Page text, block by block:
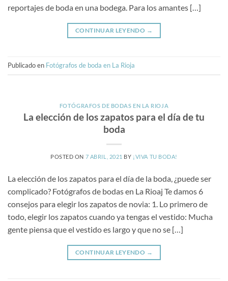
reportajes de boda en una bodega. Para los amantes […]
CONTINUAR LEYENDO →
Publicado en Fotógrafos de boda en La Rioja
FOTÓGRAFOS DE BODAS EN LA RIOJA
La elección de los zapatos para el día de tu
boda
POSTED ON 7 ABRIL, 2021 BY ¡VIVA TU BODA!
La elección de los zapatos para el día de la boda, ¿puede ser
complicado? Fotógrafos de bodas en La Rioaj Te damos 6
consejos para elegir los zapatos de novia: 1. Lo primero de
todo, elegir los zapatos cuando ya tengas el vestido: Mucha
gente piensa que el vestido es largo y que no se […]
CONTINUAR LEYENDO →